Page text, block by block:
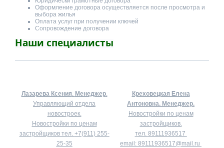
Оформление договора осуществляется после просмотра и
выбора жилья
Оплата услуг при получении ключей
Сопровождение договора
Наши специалисты
Лазарева Ксения Менеджер.
Управляющий отдела
новостроек.
Новостройки по ценам
застройщиков тел. +7(911) 255-
25-35
Креховецкая Елена
Антоновна. Менеджер.
Новостройки по ценам
застройщиков.
тел. 89111936517
email: 89111936517@mail.ru